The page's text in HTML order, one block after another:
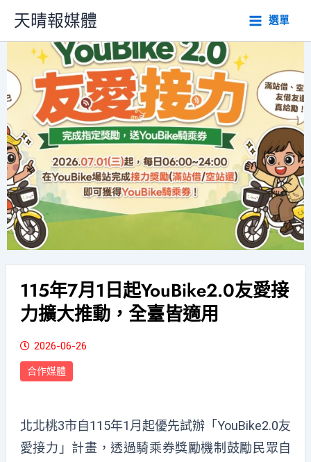
主
內
天晴報媒體 選單
115年7月1日起YouBike2.0友愛接
力擴大推動，全臺皆適用
2026-06-26
合作媒體
北北桃3市自115年1月起優先試辦「YouBike2.0友
愛接力」計畫，透過騎乘券獎勵機制鼓勵民眾自